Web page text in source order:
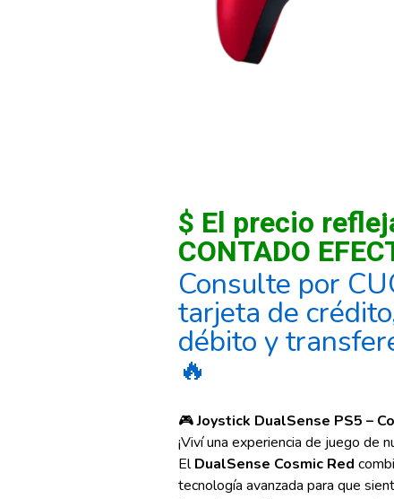
$ El precio
CONTADO
Consulte por
tarjeta de
débito y
🔥
🎮Joystick DualSense PS5 –
¡Viví una experiencia de juego de
ElDualSense Cosmic Red
tecnología avanzada para que